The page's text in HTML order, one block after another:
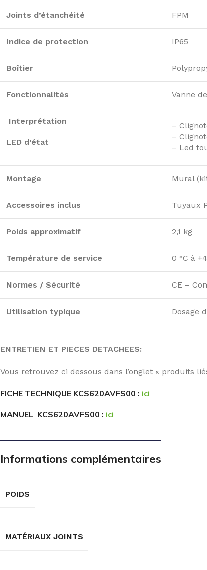
Joints d’étanchéité FPM
Indice de protection IP65
Boîtier
Fonctionnalités Vanne
Interprétation
LED d’état
–
–
– Led
Montage Mural
Accessoires inclus Tuyaux
Poids approximatif 2,1 kg
Température de service 0 °C à
Normes / Sécurité CE –
Utilisation typique Dosage
ENTRETIEN ET PIECES DETACHEES:
Vous retrouvez ci dessous dans l’onglet « produits
FICHE TECHNIQUE KCS620AVFS00 : ici
MANUEL KCS620AVFS00 : ici
Informations complémentaires
POIDS
MATÉRIAUX JOINTS